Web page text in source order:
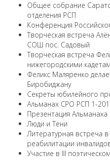
Общее собрание
отделения РСП
Конференция
Творческая встреча
СОШ пос. Садовый
Творческая встреча
нижегородскими
Феликс Маляренко
Биробиджану
Секреты юбилейного
Альманах СРО РСП 1-
Презентация Альманаха
Люди и Тени
Литературная встреча
реабилитации
Участие в III